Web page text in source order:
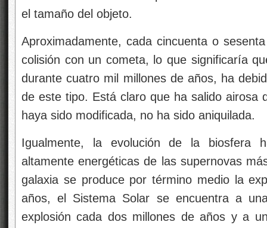
el tamaño del objeto.
Aproximadamente, cada cincuenta o
colisión con un cometa, lo que significaría
durante cuatro mil millones de años, ha
de este tipo. Está claro que ha salido airosa
haya sido modificada, no ha sido aniquilada.
Igualmente, la evolución de la biosfera
altamente energéticas de las supernovas
galaxia se produce por término medio la
años, el Sistema Solar se encuentra a
explosión cada dos millones de años y a